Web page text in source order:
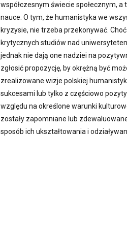
współczesnym świecie społecznym,
nauce. O tym, że humanistyka we
kryzysie, nie trzeba przekonywać.
krytycznych studiów nad
jednak nie dają one nadziei na
zgłosić propozycję, by okrężną być
zrealizowane wizje polskiej
sukcesami lub tylko z częściowo
względu na określone warunki
zostały zapomniane lub
sposób ich ukształtowania i